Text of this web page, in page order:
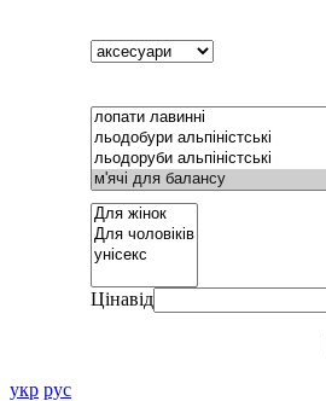
Цінавід
укр рус